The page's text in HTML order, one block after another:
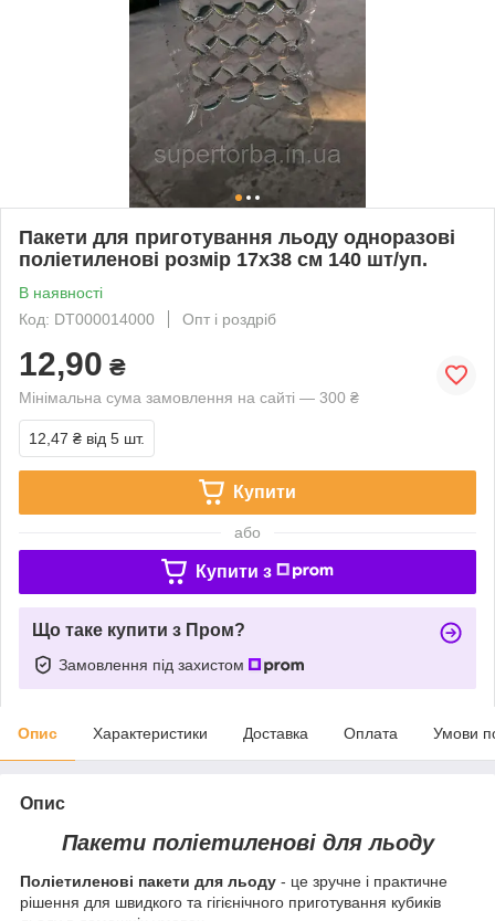
Пакети для приготування льоду одноразові
поліетиленові розмір 17х38 см 140 шт/уп.
В наявності
Код: DT000014000
Опт і роздріб
12,90 ₴
Мінімальна сума замовлення на сайті — 300 ₴
12,47 ₴ від 5 шт.
Купити
або
Купити з
Що таке купити з Пром?
Замовлення під захистом
Опис Характеристики Доставка Оплата Умови
Опис
Пакети поліетиленові для льоду
Поліетиленові пакети для льоду - це зручне і практичне
рішення для швидкого та гігієнічного приготування кубиків